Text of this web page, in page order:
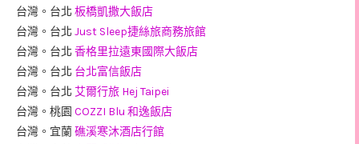
台灣。台北 板橋凱撒大飯店
台灣。台北 Just Sleep捷絲旅商務旅館
台灣。台北 香格里拉遠東國際大飯店
台灣。台北 台北富信飯店
台灣。台北 艾爾行旅 Hej Taipei
台灣。桃園 COZZI Blu 和逸飯店
台灣。宜蘭礁溪寒沐酒店行館